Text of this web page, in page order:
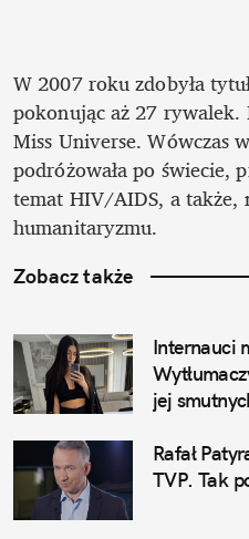
W 2007 roku zdobyła
pokonując aż 27 rywalek.
Miss Universe. Wówczas
podróżowała po świecie,
temat HIV/AIDS, a także,
humanitaryzmu.
Zobacz także
Internauci
jej
Rafał
TVP. Tak